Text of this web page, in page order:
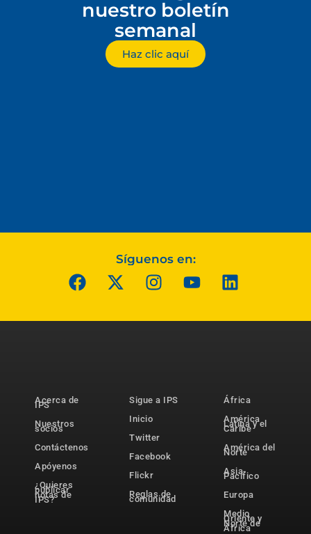
nuestro boletín
semanal
Haz clic aquí
Síguenos en:
Acerca de
IPS
Nuestros
socios
Contáctenos
Apóyenos
¿Quieres
publicar
notas de
IPS?
Sigue a IPS
Inicio
Twitter
Facebook
Flickr
Reglas de
comunidad
África
América
Latina y el
Caribe
América del
Norte
Asia-
Pacífico
Europa
Medio
Oriente y
Norte de
África